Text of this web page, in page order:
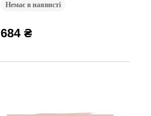
Немає в наявнсті
684 ₴